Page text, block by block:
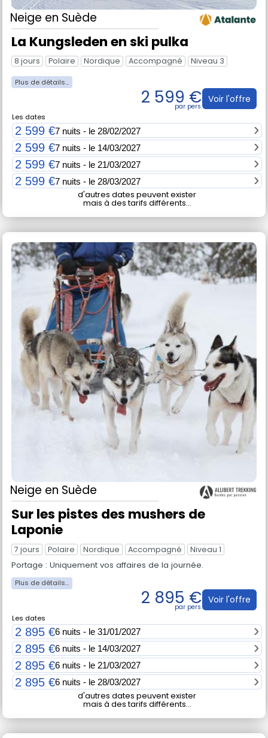
Neige en Suède
La Kungsleden en ski pulka
8 jours Polaire Nordique Accompagné Niveau 3
2 599 € Voir l'offre
Les dates
2 599 €7 nuits - le 28/02/2027
2 599 €7 nuits - le 14/03/2027
2 599 €7 nuits - le 21/03/2027
2 599 €7 nuits - le 28/03/2027
d'autres dates peuvent exister
mais à des tarifs différents...
Neige en Suède
Sur les pistes des mushers de
Laponie
7 jours Polaire Nordique Accompagné Niveau 1
Portage : Uniquement vos affaires de la journée.
2 895 € Voir l'offre
Les dates
2 895 €6 nuits - le 31/01/2027
2 895 €6 nuits - le 14/03/2027
2 895 €6 nuits - le 21/03/2027
2 895 €6 nuits - le 28/03/2027
d'autres dates peuvent exister
mais à des tarifs différents...